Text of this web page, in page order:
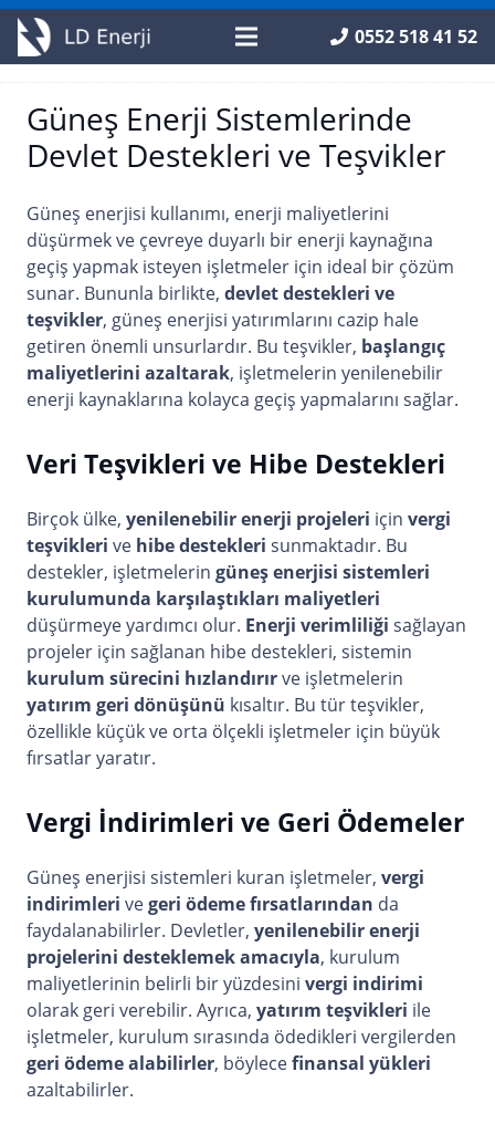
0552 518 41 52
Güneş Enerji Sistemlerinde
Devlet Destekleri ve Teşvikler
Güneş enerjisi kullanımı, enerji maliyetlerini
düşürmek ve çevreye duyarlı bir enerji kaynağına
geçiş yapmak isteyen işletmeler için ideal bir çözüm
sunar. Bununla birlikte, devlet destekleri ve
teşvikler, güneş enerjisi yatırımlarını cazip hale
getiren önemli unsurlardır. Bu teşvikler, başlangıç
maliyetlerini azaltarak, işletmelerin yenilenebilir
enerji kaynaklarına kolayca geçiş yapmalarını sağlar.
Veri Teşvikleri ve Hibe Destekleri
Birçok ülke, yenilenebilir enerji projeleri için vergi
teşvikleri ve hibe destekleri sunmaktadır. Bu
destekler, işletmelerin güneş enerjisi sistemleri
kurulumunda karşılaştıkları maliyetleri
düşürmeye yardımcı olur. Enerji verimliliği sağlayan
projeler için sağlanan hibe destekleri, sistemin
kurulum sürecini hızlandırırve işletmelerin
yatırım geri dönüşünü kısaltır. Bu tür teşvikler,
özellikle küçük ve orta ölçekli işletmeler için büyük
fırsatlar yaratır.
Vergi İndirimleri ve Geri Ödemeler
Güneş enerjisi sistemleri kuran işletmeler, vergi
indirimleri vegeri ödeme fırsatlarından da
faydalanabilirler. Devletler, yenilenebilir enerji
projelerini desteklemek amacıyla, kurulum
maliyetlerinin belirli bir yüzdesini vergi indirimi
olarak geri verebilir. Ayrıca, yatırım teşvikleri ile
işletmeler, kurulum sırasında ödedikleri vergilerden
geri ödeme alabilirler, böylecefinansal yükleri
azaltabilirler.